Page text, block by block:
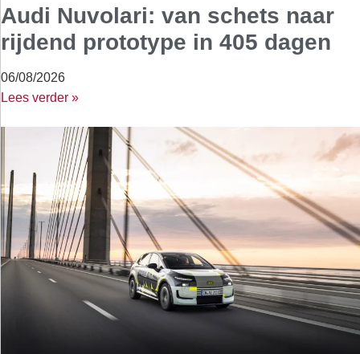
Audi Nuvolari: van schets naar
rijdend prototype in 405 dagen
06/08/2026
Lees verder »